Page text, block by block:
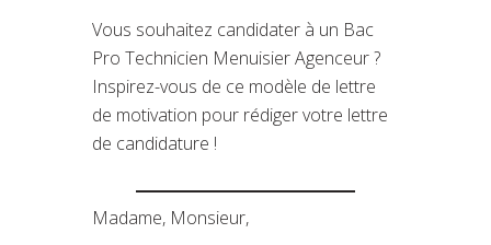
Vous souhaitez candidater à un Bac
Pro Technicien Menuisier Agenceur ?
Inspirez-vous de ce modèle de lettre
de motivation pour rédiger votre lettre
de candidature !
Madame, Monsieur,